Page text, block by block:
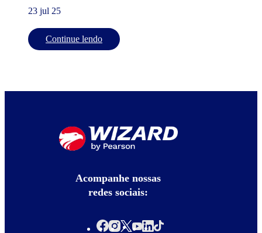
23 jul 25
Continue lendo
Acompanhe nossas
redes sociais: